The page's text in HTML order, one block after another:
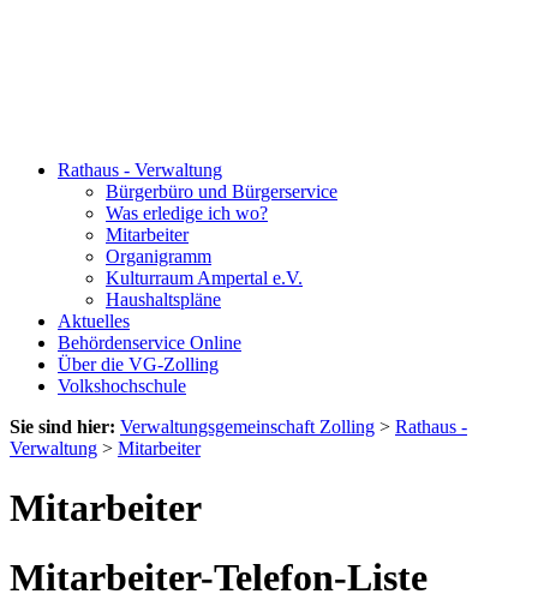
Rathaus - Verwaltung
Bürgerbüro und Bürgerservice
Was erledige ich wo?
Mitarbeiter
Organigramm
Kulturraum Ampertal e.V.
Haushaltspläne
Aktuelles
Behördenservice Online
Über die VG-Zolling
Volkshochschule
Sie sind hier: Verwaltungsgemeinschaft Zolling > Rathaus -
Verwaltung > Mitarbeiter
Mitarbeiter
Mitarbeiter-Telefon-Liste